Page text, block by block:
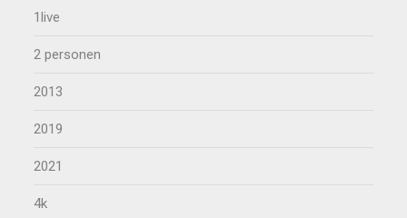
1live
2 personen
2013
2019
2021
4k